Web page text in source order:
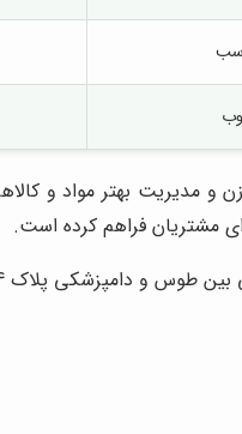
و مدیریت بهتر مواد و
مشتریان فراهم کرده است.